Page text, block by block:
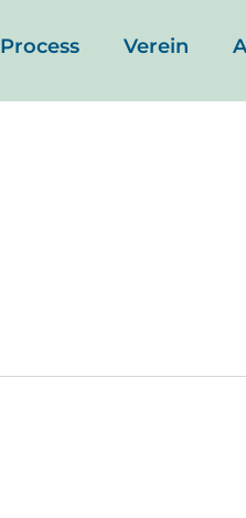
Verein